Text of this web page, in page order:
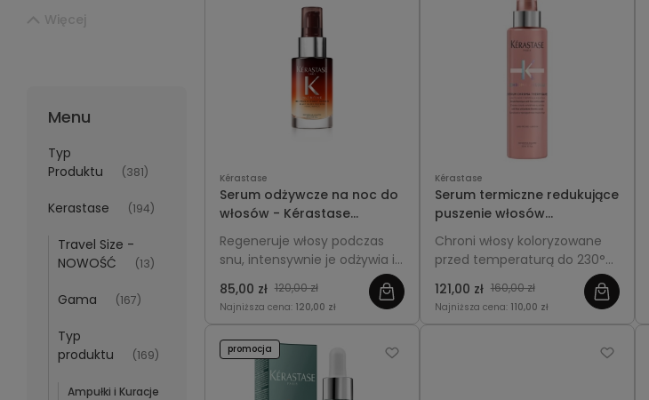
Więcej
Menu
Typ
Produktu
(381)
Kerastase (194)
Travel Size -
NOWOŚĆ
(13)
Gama (167)
Typ
produktu
(169)
Ampułki i Kuracje
Kérastase
Serum odżywcze na noc do
włosów - Kérastase
Nutritive 8H Magic Night
Serum 30ml Travel Size
Regeneruje włosy podczas
snu, intensywnie je odżywia i
nadając im miękkość,
gładkość i blask o poranku.
85,00 zł 120,00 zł
Najniższa cena: 120,00 zł
Kérastase
Serum termiczne redukujące
puszenie włosów
koloryzowanych -
Kérastase Chroma Absolu
Sérum Thermique 150ml
Chroni włosy koloryzowane
przed temperaturą do 230°C,
wygładza pasma i redukuje
puszenie, ułatwiając
codzienną stylizację.
121,00 zł 160,00 zł
Najniższa cena: 110,00 zł
promocja